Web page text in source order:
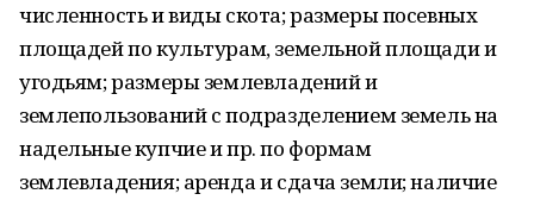
численность и виды скота; размеры посевных
площадей по культурам, земельной площади и
угодьям; размеры землевладений и
землепользований с подразделением земель на
надельные купчие и пр. по формам
землевладения; аренда и сдача земли; наличие